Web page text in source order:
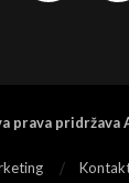
prava pridržava